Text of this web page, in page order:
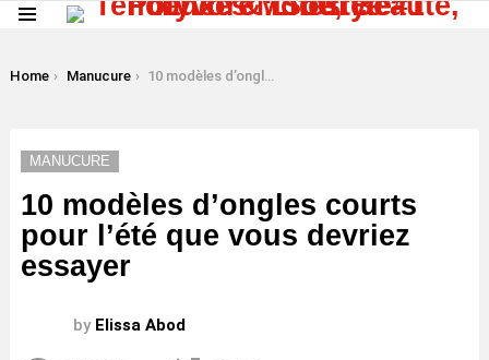
You are here:
Home Manucure 10 modèles d’ongles courts pour l’été que vous devriez essayer
MANUCURE
10 modèles d’ongles courts
pour l’été que vous devriez
essayer
by Elissa Abod